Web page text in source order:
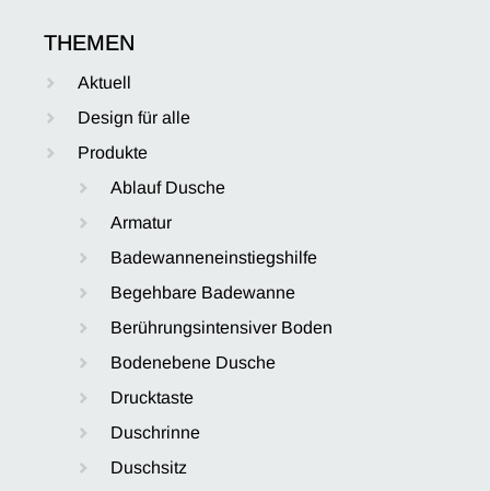
THEMEN
Aktuell
Design für alle
Produkte
Ablauf Dusche
Armatur
Badewanneneinstiegshilfe
Begehbare Badewanne
Berührungsintensiver Boden
Bodenebene Dusche
Drucktaste
Duschrinne
Duschsitz